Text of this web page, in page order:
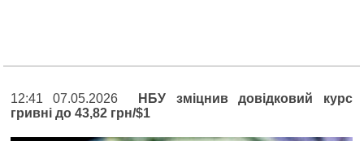
12:41 07.05.2026
НБУ зміцнив довідковий курс
гривні до 43,82 грн/$1